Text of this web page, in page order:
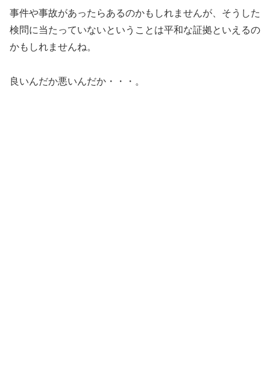
事件や事故があったらあるのかもしれませんが、そうした
検問に当たっていないということは平和な証拠といえるの
かもしれませんね。
良いんだか悪いんだか・・・。